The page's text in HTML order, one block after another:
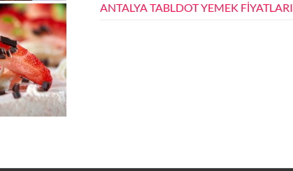
ANTALYA TABLDOT YEMEK FİYATLARI